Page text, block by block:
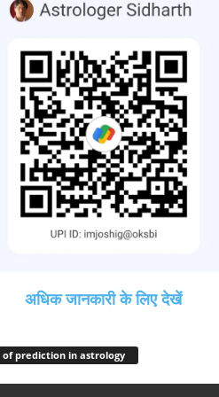
अधिक जानकारी के लिए देखें
prediction in astrology